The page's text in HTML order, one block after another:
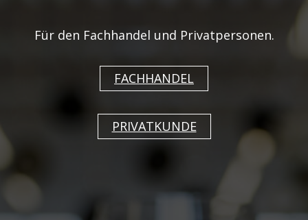
Mit vier verschiedenen Farben
Essen mit einem Geschirr, das schon Betrachten
Freude bereitet. Dabei müssen die Bedürfnisse
die Motorik berücksichtigt werden. Für sie sind
darum wohnliche, fröhliche Dekore auf
Dekor CALMERA aus der BAUSCHER-CARE-
Kollektion ''Dimension'' vereint beides: so hat z.
Für den Fachhandel und Privatpersonen.
FACHHANDEL
PRIVATKUNDE